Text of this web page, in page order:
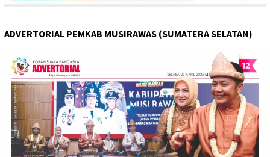
ADVERTORIAL PEMKAB MUSIRAWAS (SUMATERA SELATAN)